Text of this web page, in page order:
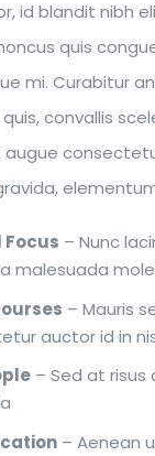
id blandit nibh
quis
mi. Curabitur
convallis
augue
– Nunc
malesuada
– Mauris
auctor id in
– Sed at risus
– Aenean